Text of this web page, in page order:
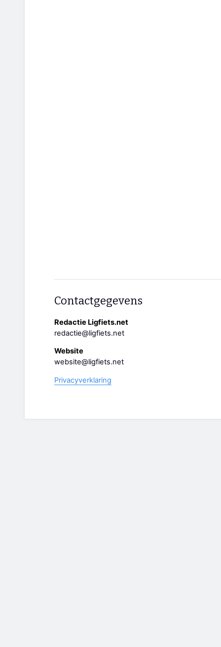
Contactgegevens
Redactie Ligfiets.net
redactie@ligfiets.net
Website
website@ligfiets.net
Privacyverklaring